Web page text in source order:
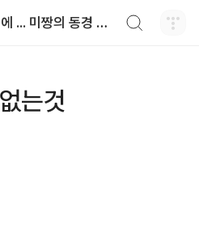
미짱의 나 여기에 ... 미짱의 동경 생활
는것